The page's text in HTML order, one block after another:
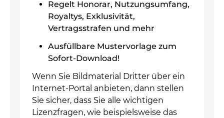
Regelt Honorar, Nutzungsumfang,
Royaltys, Exklusivität,
Vertragsstrafen und mehr
Ausfüllbare Mustervorlage zum
Sofort-Download!
Wenn Sie Bildmaterial Dritter über ein
Internet-Portal anbieten, dann stellen
Sie sicher, dass Sie alle wichtigen
Lizenzfragen, wie beispielsweise das